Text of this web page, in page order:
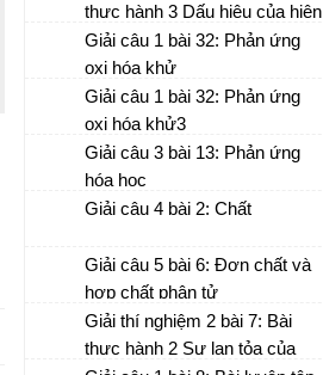
thực hành 3 Dấu hiệu của hiện
tượng và phản ứng hóa học
Giải câu 1 bài 32: Phản ứng
oxi hóa khử
Giải câu 1 bài 32: Phản ứng
oxi hóa khử3
Giải câu 3 bài 13: Phản ứng
hóa học
Giải câu 4 bài 2: Chất
Giải câu 5 bài 6: Đơn chất và
hợp chất phân tử
Giải thí nghiệm 2 bài 7: Bài
thực hành 2 Sự lan tỏa của